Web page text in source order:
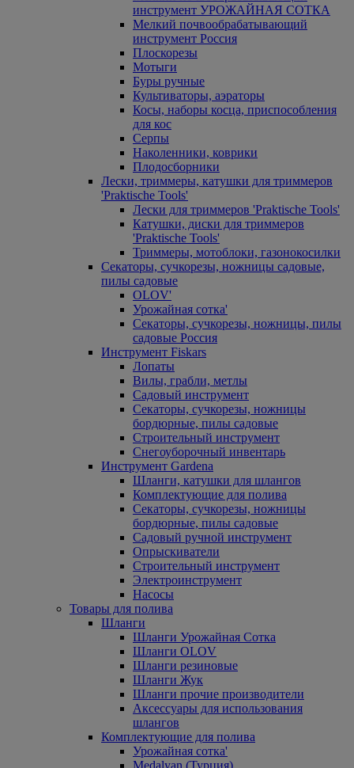
инструмент УРОЖАЙНАЯ СОТКА
Мелкий почвообрабатывающий
инструмент Россия
Плоскорезы
Мотыги
Буры ручные
Культиваторы, аэраторы
Косы, наборы косца, приспособления
для кос
Серпы
Наколенники, коврики
Плодосборники
Лески, триммеры, катушки для триммеров
'Praktische Tools'
Лески для триммеров 'Praktische Tools'
Катушки, диски для триммеров
'Praktische Tools'
Триммеры, мотоблоки, газонокосилки
Секаторы, сучкорезы, ножницы садовые,
пилы садовые
OLOV'
Урожайная сотка'
Секаторы, сучкорезы, ножницы, пилы
садовые Россия
Инструмент Fiskars
Лопаты
Вилы, грабли, метлы
Садовый инструмент
Секаторы, сучкорезы, ножницы
бордюрные, пилы садовые
Строительный инструмент
Снегоуборочный инвентарь
Инструмент Gardena
Шланги, катушки для шлангов
Комплектующие для полива
Секаторы, сучкорезы, ножницы
бордюрные, пилы садовые
Садовый ручной инструмент
Опрыскиватели
Строительный инструмент
Электроинструмент
Насосы
Товары для полива
Шланги
Шланги Урожайная Сотка
Шланги OLOV
Шланги резиновые
Шланги Жук
Шланги прочие производители
Аксессуары для использования
шлангов
Комплектующие для полива
Урожайная сотка'
Medalyan (Турция)